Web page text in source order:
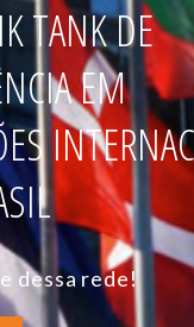
TANK DE
EM
dessa rede!